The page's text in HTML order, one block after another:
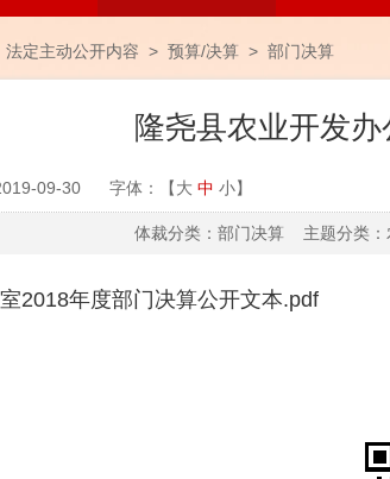
法定主动公开内容 > 预算/决算 > 部门决算
隆尧县农业开发
09-30 字体：【大 中 小】
体裁分类：部门决算 主题分类
2018年度部门决算公开文本.pdf